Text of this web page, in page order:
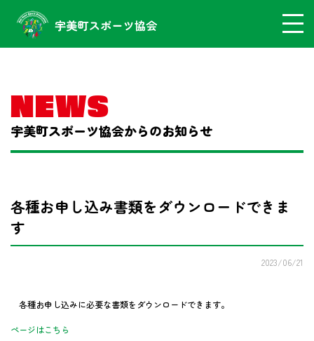
NEWS
宇美町スポーツ協会からのお知らせ
各種お申し込み書類をダウンロードできま
す
2023/06/21
各種お申し込みに必要な書類をダウンロードできます。
ページはこちら